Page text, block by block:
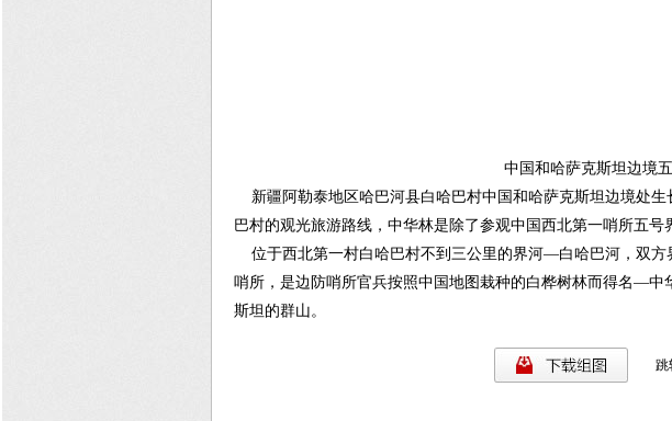
中国和哈萨克斯坦边境
新疆阿勒泰地区哈巴河县白哈巴村中国和哈萨克斯坦边境处
巴村的观光旅游路线，中华林是除了参观中国西北第一哨所五号
位于西北第一村白哈巴村不到三公里的界河—白哈巴河，双方
哨所，是边防哨所官兵按照中国地图栽种的白桦树林而得名—
斯坦的群山。
跳